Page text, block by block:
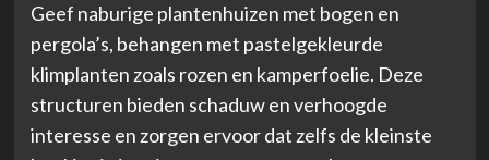
Geef naburige plantenhuizen met bogen en
pergola’s, behangen met pastelgekleurde
klimplanten zoals rozen en kamperfoelie. Deze
structuren bieden schaduw en verhoogde
interesse en zorgen ervoor dat zelfs de kleinste